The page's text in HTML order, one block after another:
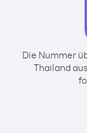
Die Nummer
Thailand